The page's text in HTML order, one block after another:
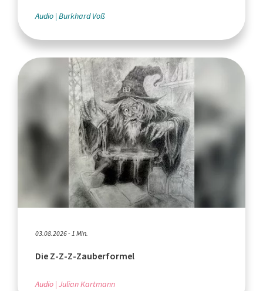
Audio Burkhard Voß
03.08.2026 - 1 Min.
Die Z-Z-Z-Zauberformel
Audio Julian Kartmann